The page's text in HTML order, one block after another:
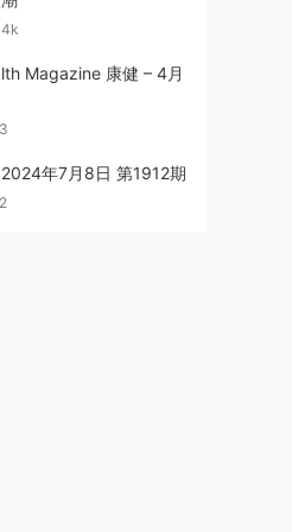
Magazine 康健 – 4月
年7月8日 第1912期